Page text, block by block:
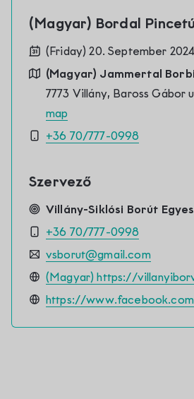
(Magyar) Bordal
(Friday) 20. September
(Magyar) Jammertal
7773 Villány, Baross Gábor
map
+36 70/777-0998
Szervező
Villány-Siklósi Borút
+36 70/777-0998
vsborut@gmail.com
(Magyar) https://
https://
Villányi
Villányi Borvidék helyi
Villányi Borvidék
Hírek
Contact